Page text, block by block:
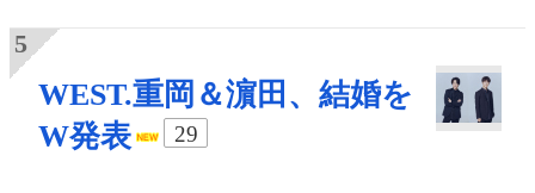
WEST.重岡＆濵田、結婚を
W発表
29